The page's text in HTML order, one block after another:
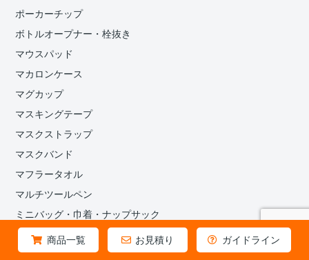
商品一覧 お見積り ガイドライン
ポーカーチップ
ボトルオープナー・栓抜き
マウスパッド
マカロンケース
マグカップ
マスキングテープ
マスクストラップ
マスクバンド
マフラータオル
マルチツールペン
ミニバッグ・巾着・ナップサック
メガネ拭き / マルチクロス
メタルキーホルダー